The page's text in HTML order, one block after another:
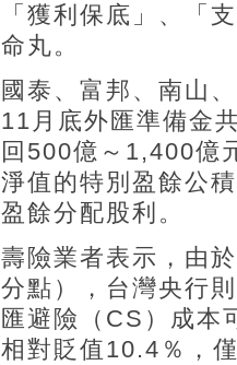
「獲利保底」、「
命丸。
國泰、富邦、南山
11月底外匯準備金
回500億～1,400億
淨值的特別盈餘公
盈餘分配股利。
壽險業者表示，由
分點），台灣央行
匯避險（CS）成本
相對貶值10.4％，